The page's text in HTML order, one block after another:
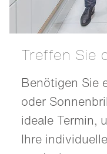
Treffen Sie
Benötigen Sie
oder
ideale Termin,
Ihre